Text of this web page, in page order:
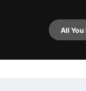
All You